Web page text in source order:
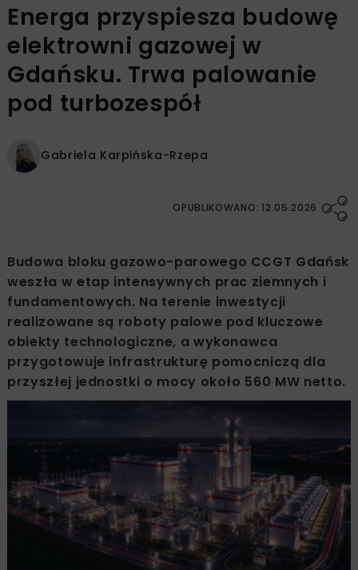
Energa przyspiesza budowę
elektrowni gazowej w
Gdańsku. Trwa palowanie
pod turbozespół
Gabriela Karpińska-Rzepa
OPUBLIKOWANO: 12.05.2026
Budowa bloku gazowo-parowego CCGT Gdańsk
weszła w etap intensywnych prac ziemnych i
fundamentowych. Na terenie inwestycji
realizowane są roboty palowe pod kluczowe
obiekty technologiczne, a wykonawca
przygotowuje infrastrukturę pomocniczą dla
przyszłej jednostki o mocy około 560 MW netto.